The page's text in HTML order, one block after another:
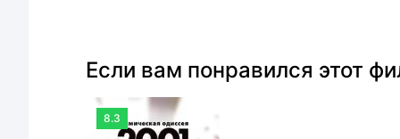
Если вам понравился этот
8.3